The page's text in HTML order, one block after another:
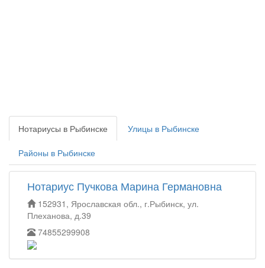
Нотариусы в Рыбинске Улицы в Рыбинске
Районы в Рыбинске
Нотариус Пучкова Марина Германовна
152931, Ярославская обл., г.Рыбинск, ул.
Плеханова, д.39
74855299908